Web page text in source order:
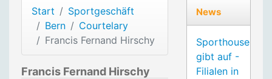
Start
Sportgeschäft
Bern
Courtelary
Francis Fernand Hirschy
Francis Fernand Hirschy
News
Sporthouse
gibt auf -
Filialen in